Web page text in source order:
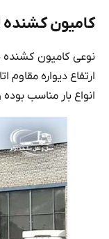
کامیون کشنده
نوعی کامیون کشنده
انواع بار مناسب